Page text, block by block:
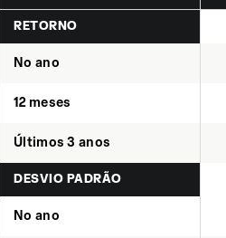
RETORNO
No ano
12 meses
Últimos 3 anos
DESVIO PADRÃO
No ano